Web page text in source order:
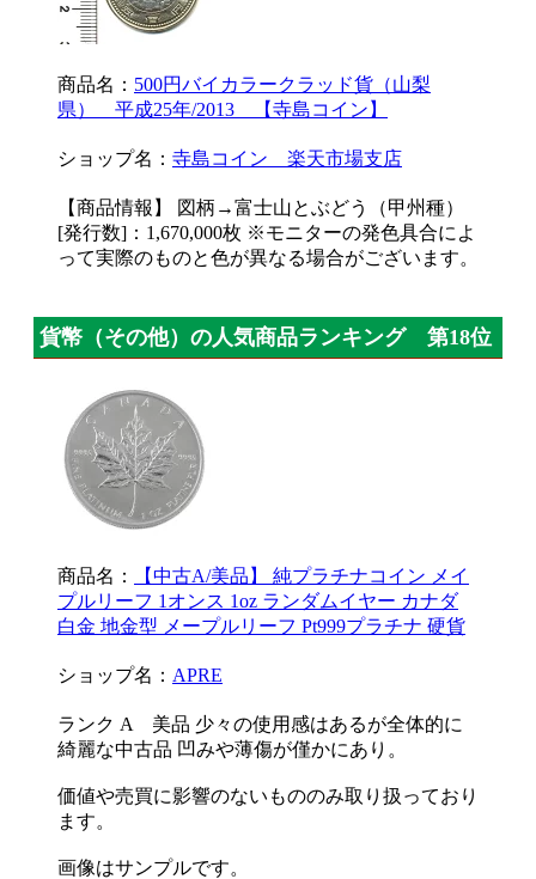
商品名： 500円バイカラークラッド貨（山梨
県） 平成25年/2013 【寺島コイン】
ショップ名： 寺島コイン 楽天市場支店
【商品情報】 図柄→富士山とぶどう（甲州種）
[発行数]：1,670,000枚 ※モニターの発色具合によ
って実際のものと色が異なる場合がございます。
貨幣（その他）の人気商品ランキング 第18位
商品名：
【中古A/美品】 純プラチナコイン メイ
プルリーフ 1オンス 1oz ランダムイヤー カナダ
白金 地金型 メープルリーフ Pt999プラチナ 硬貨
ショップ名： APRE
ランク A 美品 少々の使用感はあるが全体的に
綺麗な中古品 凹みや薄傷が僅かにあり。
価値や売買に影響のないもののみ取り扱っており
ます。
画像はサンプルです。